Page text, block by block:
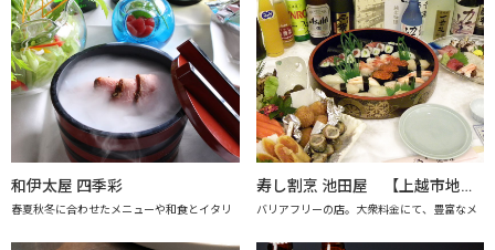
和伊太屋 四季彩
春夏秋冬に合わせたメニューや和食とイタリ
寿し割烹 池田屋 【上越市地産地消の店認定店】
バリアフリーの店。大衆料金にて、豊富なメ